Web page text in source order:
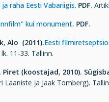
ja raha Eesti Vabariigis. PDF.
kui monument. PDF.
Alo (2011).Eesti
11-33. Tallinn.
Piret (koostajad, 2010).
Laaniste ja Jaak Tomberg).